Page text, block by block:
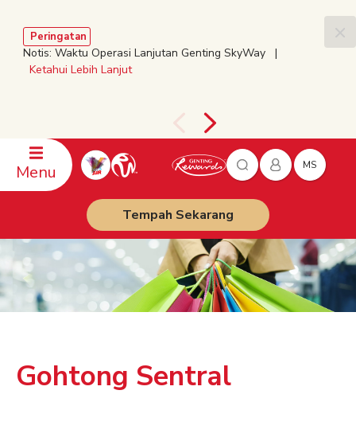
Peringatan
Notis: Waktu Operasi Lanjutan Genting SkyWay |
Ketahui Lebih Lanjut
Menu MS
Tempah Sekarang
Gohtong Sentral